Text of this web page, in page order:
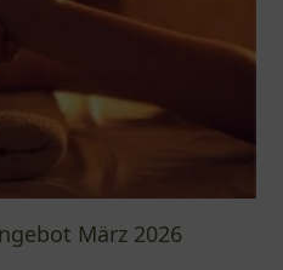
März 2026